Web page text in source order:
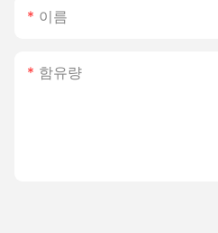
이름
함유량